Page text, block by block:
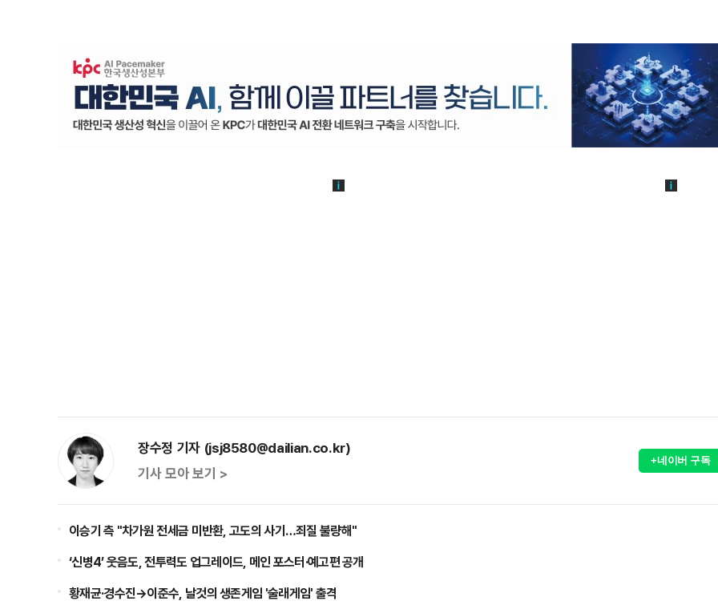
장수정 기자 (jsj8580@dailian.co.kr)
기사 모아 보기 >
+네이버 구독
이승기 측 "차가원 전세금 미반환, 고도의 사기…죄질 불량해"
‘신병4’ 웃음도, 전투력도 업그레이드, 메인 포스터·예고편 공개
황재균·경수진→이준수, 날것의 생존게임 '술래게임' 출격